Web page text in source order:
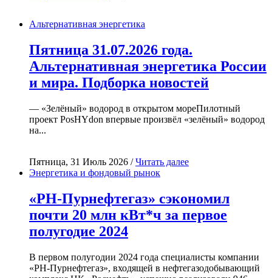
Альтернативная энергетика
Пятница 31.07.2026 года.
Альтернативная энергетика России
и мира. Подборка новостей
— «Зелёный» водород в открытом мореПилотный
проект PosHYdon впервые произвёл «зелёный» водород
на...
Пятница, 31 Июль 2026 /Читать далее
Энергетика и фондовый рынок
«РН-Пурнефтегаз» сэкономил
почти 20 млн кВт*ч за первое
полугодие 2024
В первом полугодии 2024 года специалисты компании
«РН-Пурнефтегаз», входящей в нефтегазодобывающий